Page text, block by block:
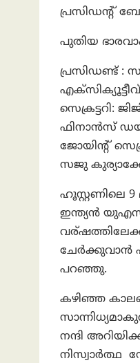
പ്രസിഡന്റ്
പുതിയ
പ്രസിഡണ്ട് :
സെക്രട്ടറി:
ഫിനാൻസ്
ജോയിന്റ്
സജു
ഹൂസ്റ്റണിലെ
ഇന്ത്യൻ
ചേർക്കുവാൻ
പറഞ്ഞു.
കഴിഞ്ഞ
നന്ദി
നിസ്വാർത്ഥ